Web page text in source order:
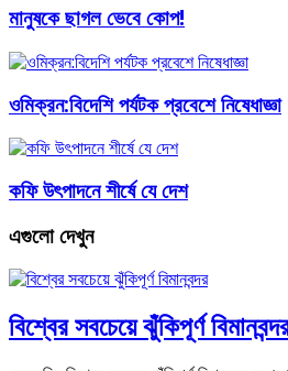
মানুষকে ছাগল ভেবে কোপ!
ওমিক্রন:বিদেশি পর্যটক প্রবেশে নিষেধাজ্ঞা
কফি উৎপাদনে শীর্ষে যে দেশ
এগুলো দেখুন
বিশ্বের সবচেয়ে ঝুঁকিপূর্ণ